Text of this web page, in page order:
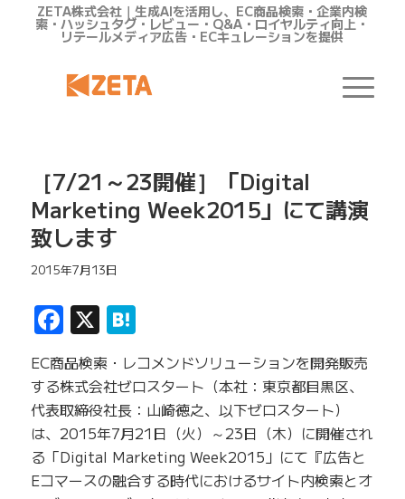
ZETA株式会社｜生成AIを活用し、EC商品検索・企業内検
索・ハッシュタグ・レビュー・Q&A・ロイヤルティ向上・
リテールメディア広告・ECキュレーションを提供
［7/21～23開催］「Digital
Marketing Week2015」にて講演
致します
2015年7月13日
Facebook
X Hatena
EC商品検索・レコメンドソリューションを開発販売
する株式会社ゼロスタート（本社：東京都目黒区、
代表取締役社長：山崎徳之、以下ゼロスタート）
は、2015年7月21日（火）～23日（木）に開催され
る「Digital Marketing Week2015」にて『広告と
Eコマースの融合する時代におけるサイト内検索とオ